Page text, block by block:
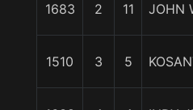
1683 2 11 JOHN
1510 3 5